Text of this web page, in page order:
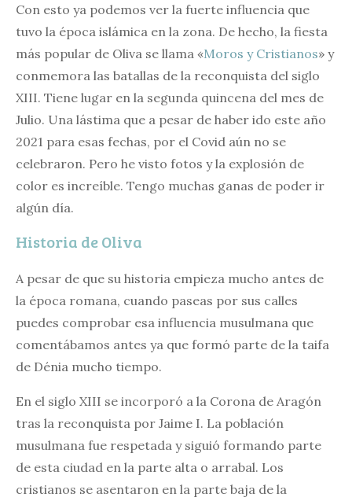
Con esto ya podemos ver la fuerte influencia que
tuvo la época islámica en la zona. De hecho, la fiesta
más popular de Oliva se llama «Moros y Cristianos» y
conmemora las batallas de la reconquista del siglo
XIII. Tiene lugar en la segunda quincena del mes de
Julio. Una lástima que a pesar de haber ido este año
2021 para esas fechas, por el Covid aún no se
celebraron. Pero he visto fotos y la explosión de
color es increíble. Tengo muchas ganas de poder ir
algún día.
Historia de Oliva
A pesar de que su historia empieza mucho antes de
la época romana, cuando paseas por sus calles
puedes comprobar esa influencia musulmana que
comentábamos antes ya que formó parte de la taifa
de Dénia mucho tiempo.
En el siglo XIII se incorporó a la Corona de Aragón
tras la reconquista por Jaime I. La población
musulmana fue respetada y siguió formando parte
de esta ciudad en la parte alta o arrabal. Los
cristianos se asentaron en la parte baja de la